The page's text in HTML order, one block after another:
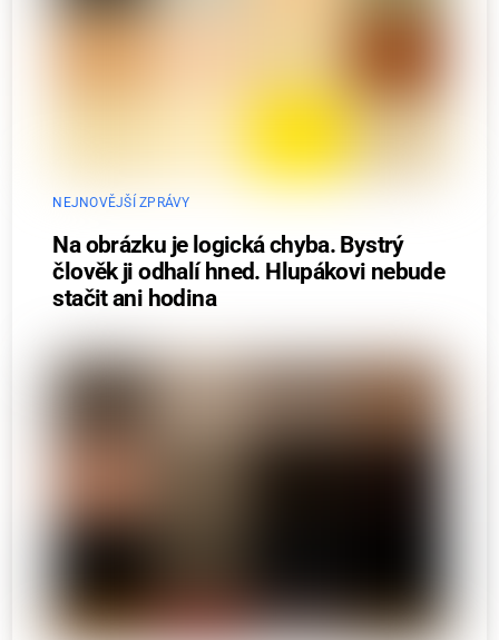
NEJNOVĚJŠÍ ZPRÁVY
Na obrázku je logická chyba. Bystrý
člověk ji odhalí hned. Hlupákovi nebude
stačit ani hodina